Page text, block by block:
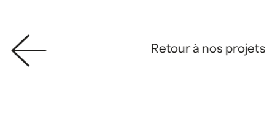
Retour à nos projets